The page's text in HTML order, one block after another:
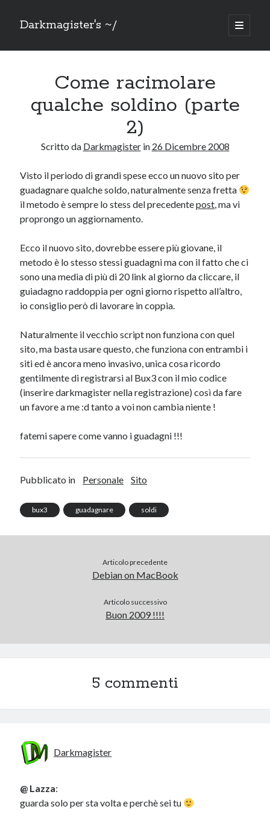
Darkmagister's ~/
apri
menu
Barra
Sezione dedicata alla svendita di oggetti che ho: doppi, non uso più o
solo non ho più spazio.
Vai alMercatino
Come racimolare
qualche soldino (parte
2)
Scritto da Darkmagisterin 26 Dicembre 2008
Visto il periodo di grandi spese ecco un nuovo sito per
guadagnare qualche soldo, naturalmente senza fretta
il metodo è sempre lo stess del precedentepost, ma vi
proprongo un aggiornamento.
Ecco il nuovo sito, dovrebbe essere più giovane, il
metodo è lo stesso stessi guadagni ma con il fatto che ci
sono una media di più di 20 link al giorno da cliccare, il
guiadagno raddoppia per ogni giorno rispetto all’altro,
io consiglio però di lavorare in coppia.
Naturalmente il vecchio script non funziona con quel
sito, ma basta usare questo, che funziona con entrambi i
siti ed è ancora meno invasivo, unica cosa ricordo
gentilmente di registrarsi al Bux3 con il mio codice
(inserire darkmagister nella registrazione) così da fare
un favore a me :d tanto a voi non cambia niente !
fatemi sapere come vanno i guadagni !!!
Pubblicato in Personale Sito
bux3 guadagnare soldi
Articolo precedente
Debian on MacBook
Articolo successivo
Buon 2009 !!!!
5 commenti
Darkmagister
@ Lazza:
guarda solo per sta volta e perchè sei tu